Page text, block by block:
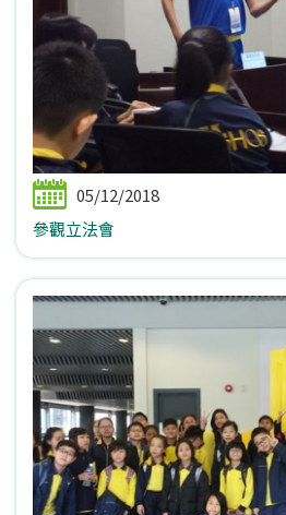
05/12/2018
參觀立法會